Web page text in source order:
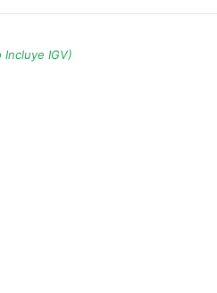
Incluye IGV)